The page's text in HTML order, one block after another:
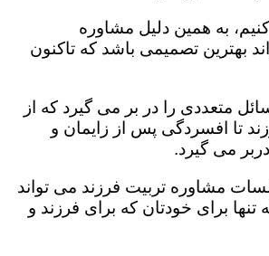
به همین دلیل مشاوره
بهترین تصمیمی باشد که تاکنون
متعددی را در بر می گیرد که از
تا افسردگی پس از زایمان و
می گیرد.
مشاوره تربیت فرزند می تواند
تنها برای خودتان که برای فرزند و